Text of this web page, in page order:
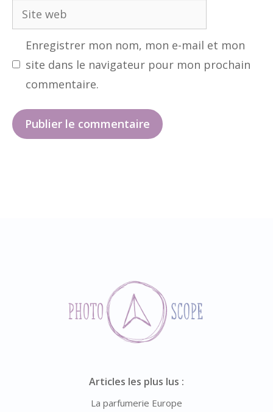
Site
web
Enregistrer mon nom, mon e-mail et mon
site dans le navigateur pour mon prochain
commentaire.
Articles les plus lus :
La parfumerie Europe